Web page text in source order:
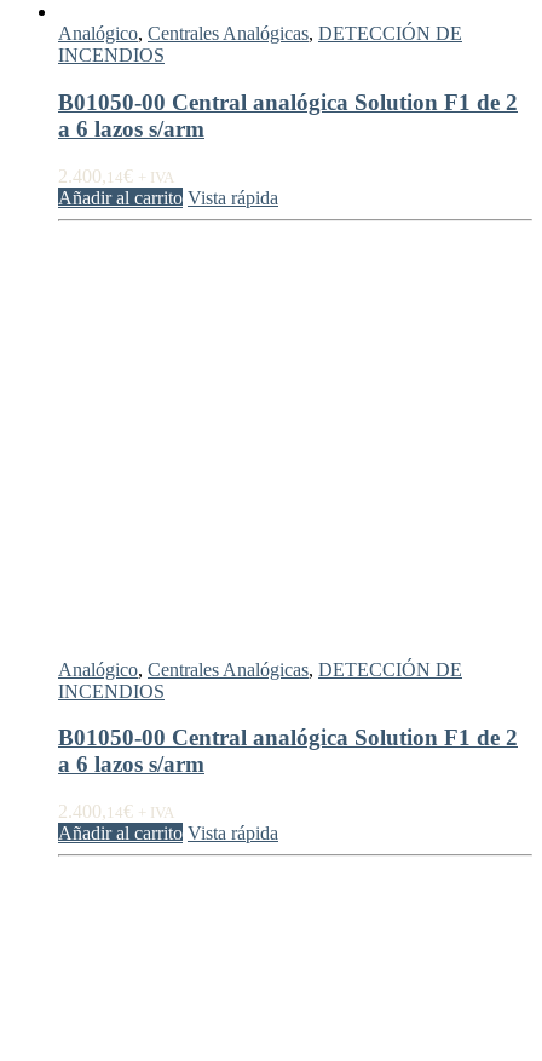
Analógico, Centrales Analógicas, DETECCIÓN DE
INCENDIOS
B01050-00 Central analógica Solution F1 de 2
a 6 lazos s/arm
2.400, 14€ + IVA
Añadir al carrito Vista rápida
Analógico, Centrales Analógicas, DETECCIÓN DE
INCENDIOS
B01050-00 Central analógica Solution F1 de 2
a 6 lazos s/arm
2.400, 14€ + IVA
Añadir al carrito Vista rápida